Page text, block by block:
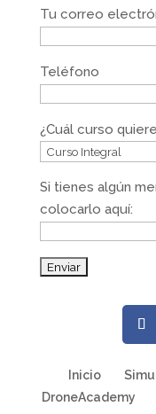
Tu correo
Teléfono
¿Cuál curso
Si tienes algún
colocarlo aquí:
Inicio
DroneAcademy